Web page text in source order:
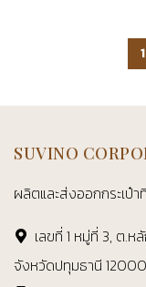
1
SUVINO
ผลิตและส่งออกกระเป๋
เลขที่ 1 หมู่ที่ 3, ต.ห
จังหวัดปทุมธานี 12000